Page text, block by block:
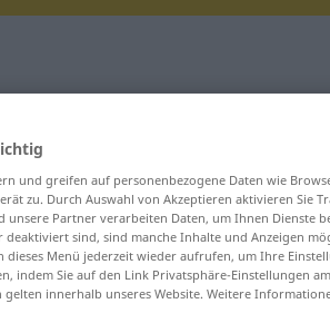
und greifen auf personenbezogene Daten wie
zu. Durch Auswahl von Akzeptieren aktivieren Sie
Partner verarbeiten Daten, um Ihnen Dienste
deaktiviert sind, sind manche Inhalte und Anzeigen
dieses Menü jederzeit wieder aufrufen, um Ihre
indem Sie auf den Link Privatsphäre-Einstellungen
gelten innerhalb unseres Website. Weitere